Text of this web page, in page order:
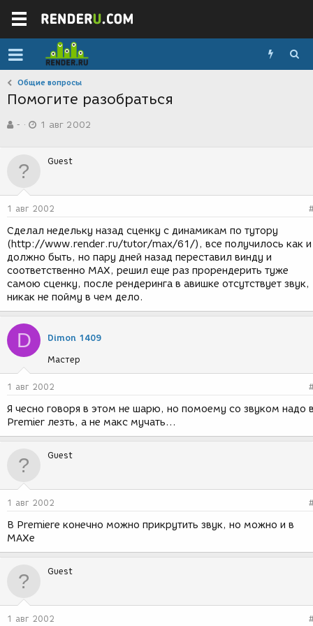
Общие вопросы
Помогите разобраться
в
р
-
а
д
н
и
я
1 авг 2002
Guest
1 авг 2002
Сделал недельку назад сценку с динамикам по тутору
(http://www.render.ru/tutor/max/61/), все получилось как и
должно быть, но пару дней назад переставил винду и
соответственно МАХ, решил еще раз прорендерить туже
самою сценку, после рендеринга в авишке отсутствует звук,
никак не пойму в чем дело.
D Dimon 1409
Мастер
1 авг 2002
Я чесно говоря в этом не шарю, но помоему со звуком надо
Premier лезть, а не макс мучать...
Guest
1 авг 2002
В Premierе конечно можно прикрутить звук, но можно и в
МАХе
Guest
1 авг 2002